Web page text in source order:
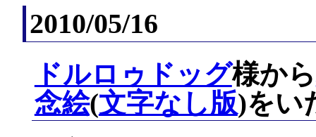
2010/05/16
ドルロゥドッグ様から
念絵(文字なし版)をい